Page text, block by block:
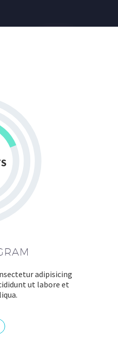
adipisicing
ut labore et